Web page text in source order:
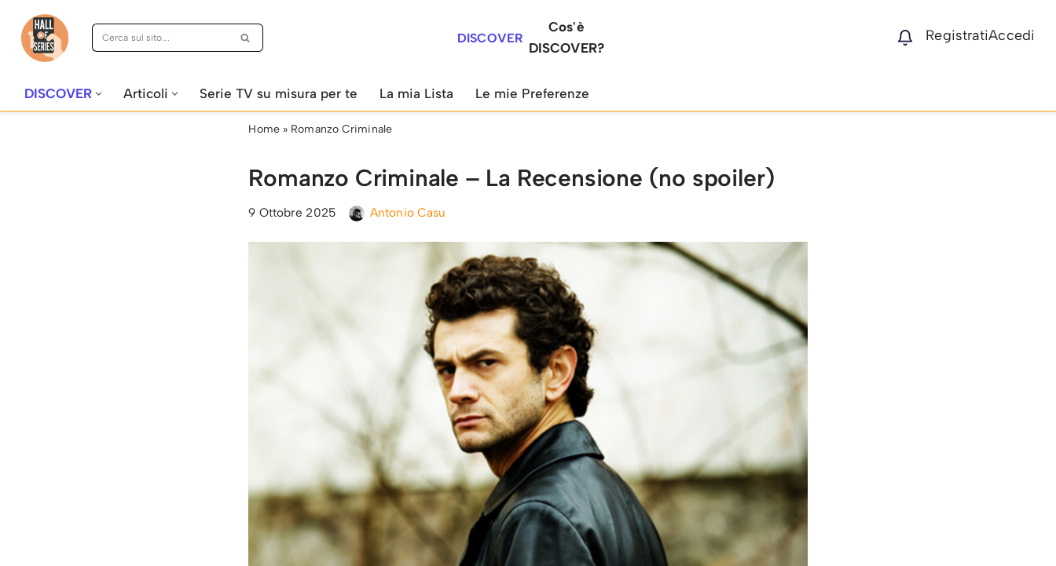
Vai
DISCOVER
Cos'è
DISCOVER?
RegistratiAccedi
DISCOVER Articoli Serie TV su misura per te La mia Lista Le mie Preferenze
Home» Romanzo Criminale
Romanzo Criminale – La Recensione (no spoiler)
9 Ottobre 2025 Antonio Casu